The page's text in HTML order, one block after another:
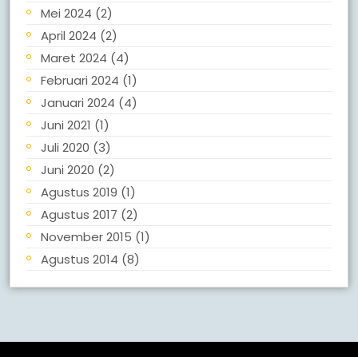
Mei 2024 (2)
April 2024 (2)
Maret 2024 (4)
Februari 2024 (1)
Januari 2024 (4)
Juni 2021 (1)
Juli 2020 (3)
Juni 2020 (2)
Agustus 2019 (1)
Agustus 2017 (2)
November 2015 (1)
Agustus 2014 (8)